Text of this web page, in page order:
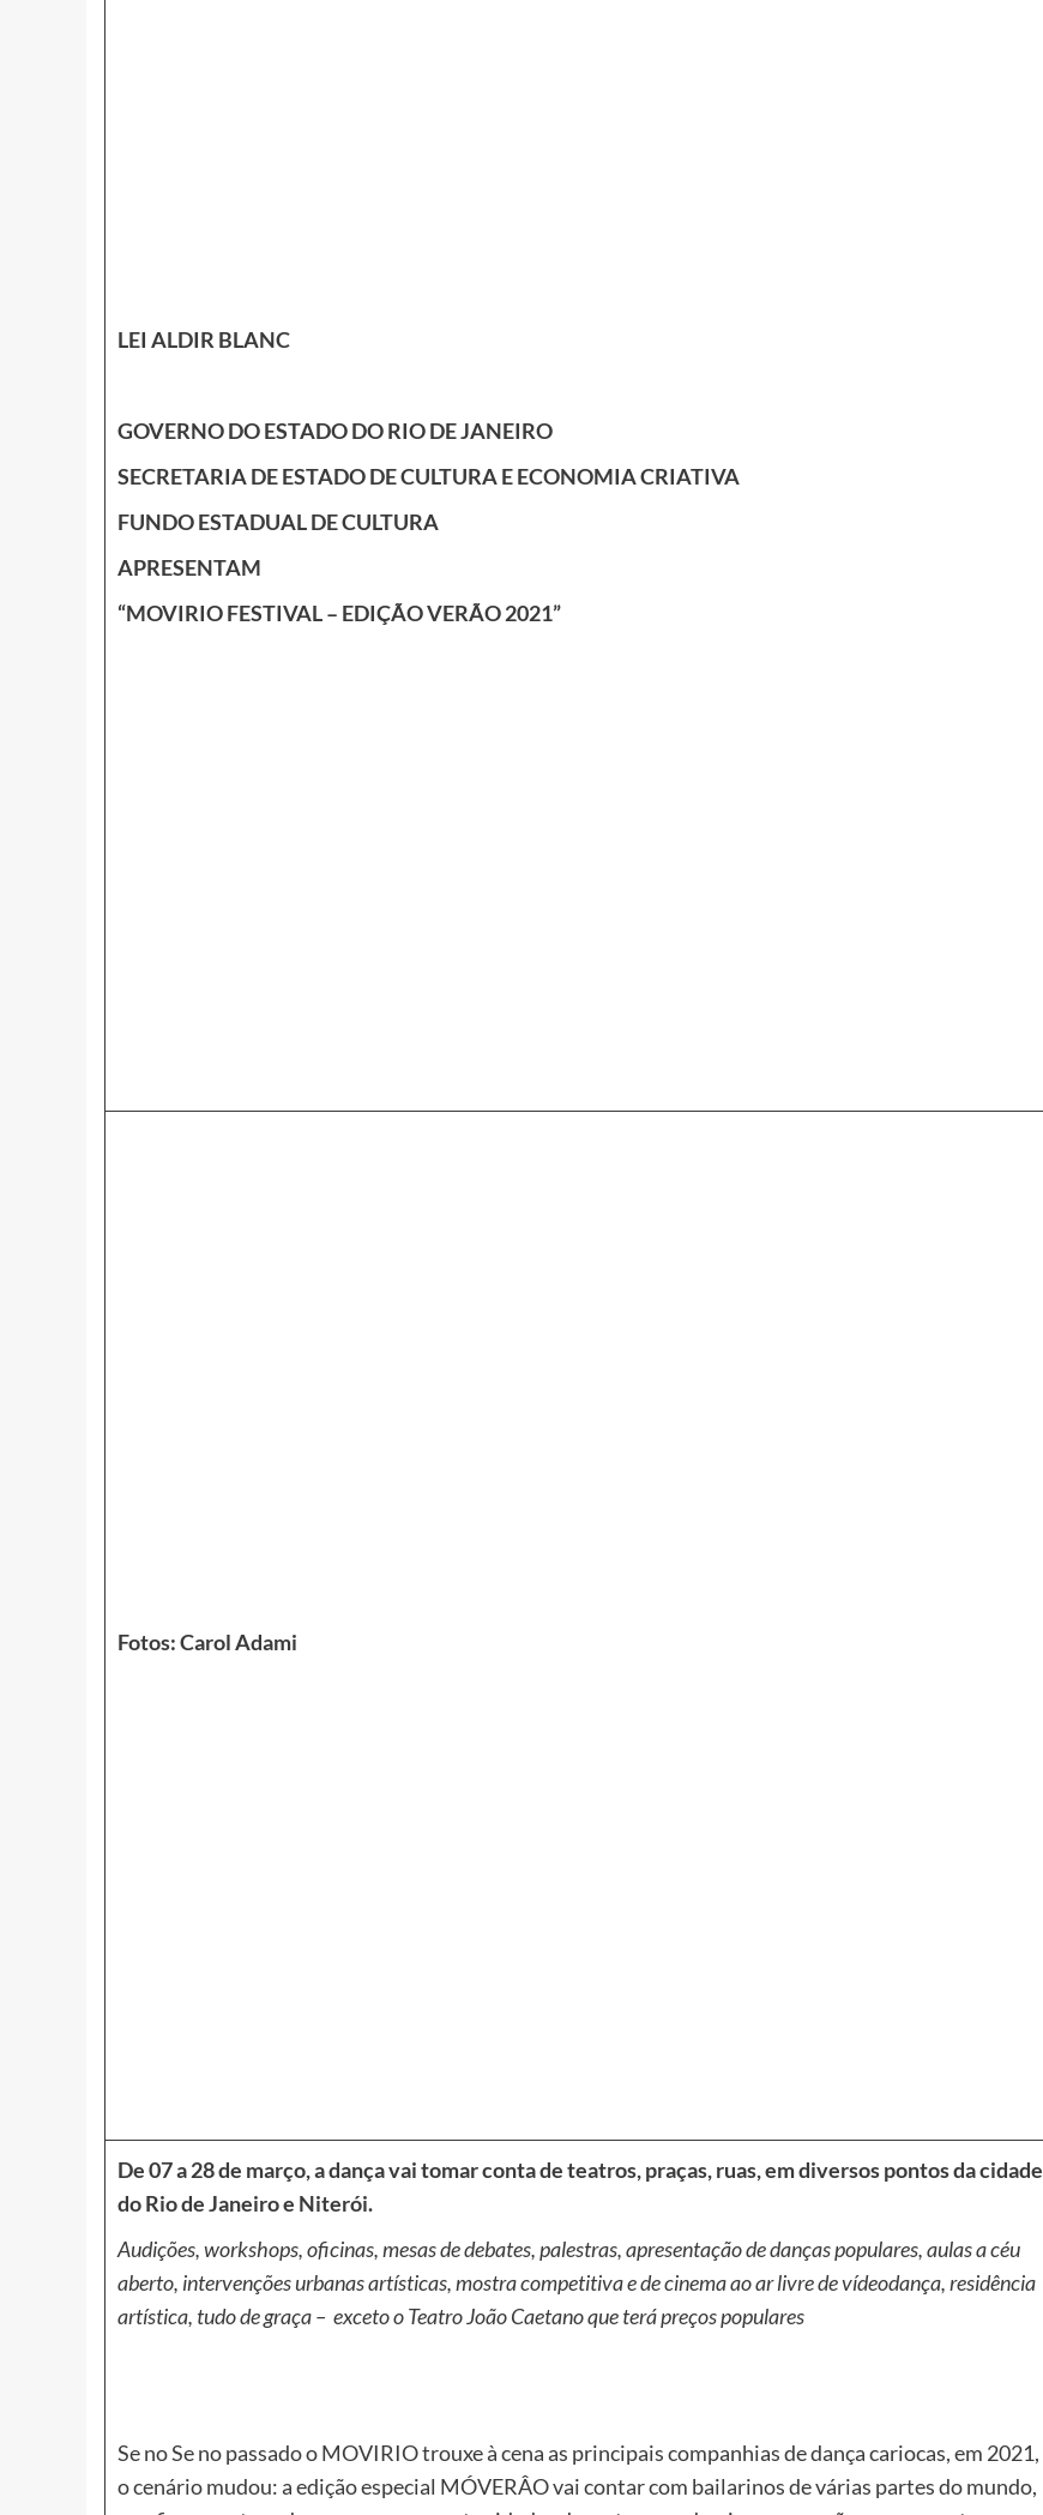
LEI ALDIR BLANC
GOVERNO DO ESTADO DO RIO DE JANEIRO
SECRETARIA DE ESTADO DE CULTURA E ECONOMIA CRIATIVA
FUNDO ESTADUAL DE CULTURA
APRESENTAM
“MOVIRIO FESTIVAL – EDIÇÃO VERÃO 2021”
Fotos: Carol Adami
De 07 a 28 de março, a dança vai tomar conta de teatros, praças, ruas, em diversos pontos da cidade
do Rio de Janeiro e Niterói.
Audições, workshops, oficinas, mesas de debates, palestras, apresentação de danças populares, aulas a céu
aberto, intervenções urbanas artísticas, mostra competitiva e de cinema ao ar livre de vídeodança, residência
artística, tudo de graça – exceto o Teatro João Caetano que terá preços populares
Se no Se no passado o MOVIRIO trouxe à cena as principais companhias de dança cariocas, em 2021,
o cenário mudou: a edição especial MÓVERÂO vai contar com bailarinos de várias partes do mundo,